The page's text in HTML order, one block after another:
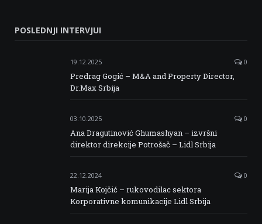
FacebookTwitter InstagramLinkedin
POSLEDNJI INTERVJUI
19.12.2025 0
Predrag Gogić – M&A and Property Director,
Dr.Max Srbija
03.10.2025 0
Ana Dragutinović Ghumashyan – izvršni
direktor direkcije Potrošač – Lidl Srbija
22.12.2024 0
Marija Kojčić – rukovodilac sektora
Korporativne komunikacije Lidl Srbija